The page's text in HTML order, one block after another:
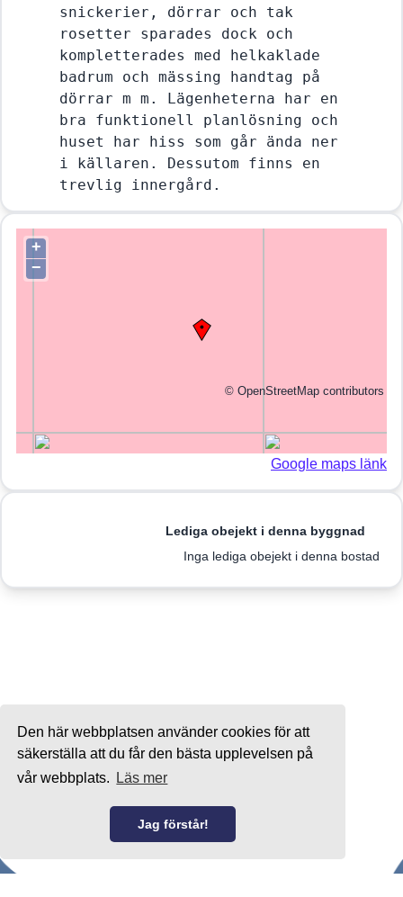
Den här webbplatsen använder cookies för att
säkerställa att du får den bästa upplevelsen på
vår webbplats.
Läs mer
Jag förstår!
snickerier, dörrar och tak
rosetter sparades dock och
kompletterades med helkaklade
badrum och mässing handtag på
dörrar m m. Lägenheterna har en
bra funktionell planlösning och
huset har hiss som går ända ner
i källaren. Dessutom finns en
trevlig innergård.
+
−
© OpenStreetMap contributors
Google maps länk
Lediga obejekt i denna byggnad
Inga lediga obejekt i denna bostad